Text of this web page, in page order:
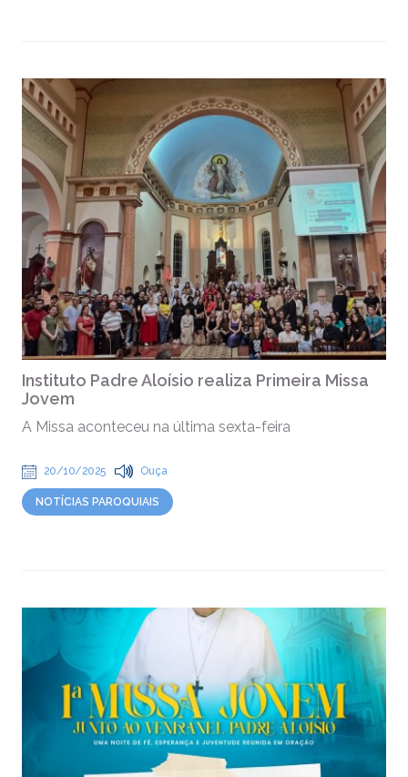
Instituto Padre Aloísio realiza Primeira Missa
Jovem
A Missa aconteceu na última sexta-feira
20/10/2025 Ouça
NOTÍCIAS PAROQUIAIS